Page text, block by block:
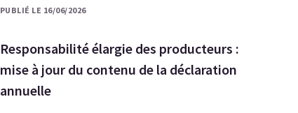
PUBLIÉ LE 16/06/2026
Responsabilité élargie des producteurs :
mise à jour du contenu de la déclaration
annuelle